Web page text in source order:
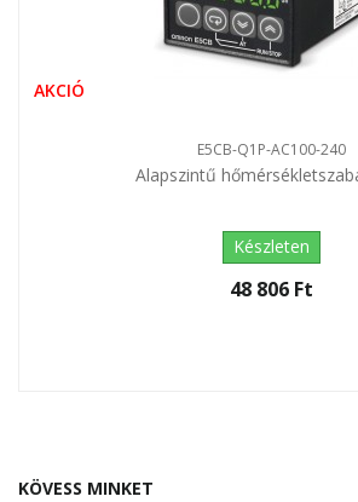
AKCIÓ
E5CB-Q1P-AC100-240
Alapszintű
Készleten
48 806 Ft‎
KÖVESS MINKET